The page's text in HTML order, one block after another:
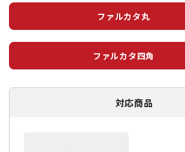
ファルカタ丸
ファルカタ四角
対応商品